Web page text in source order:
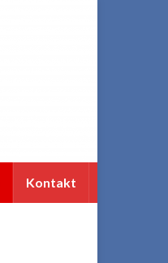
Kontakt